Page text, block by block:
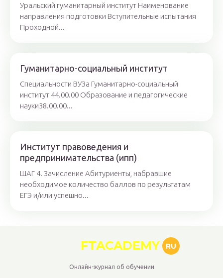
Уральский гуманитарный институт Наименование
направления подготовки Вступительные испытания
Проходной...
Гуманитарно-социальный институт
Специальности ВУЗа Гуманитарно-социальный
институт 44.00.00 Образование и педагогические
науки38.00.00...
Институт правоведения и
предпринимательства (ипп)
ШАГ 4. Зачисление Абитуриенты, набравшие
необходимое количество баллов по результатам
ЕГЭ и/или успешно...
FTACADEMY RU
Онлайн-журнал об обучении